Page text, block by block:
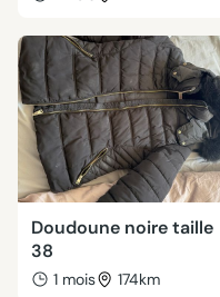
Doudoune noire taille
38
1 mois 174km